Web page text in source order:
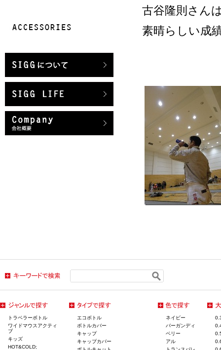
古谷隆則さん
素晴らしい成
トラベラーボトル
ワイドマウスアクティ
ブ
キッズ
HOT&COLD;
エコボトル
ボトルカバー
キャップ
キャップカバー
ネイビー
バーガンディ
ベリー
アル